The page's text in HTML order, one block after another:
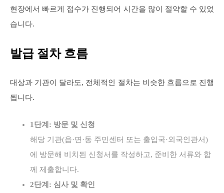
현장에서 빠르게 접수가 진행되어 시간을 많이 절약할 수 있었
습니다.
발급 절차 흐름
대상과 기관이 달라도, 전체적인 절차는 비슷한 흐름으로 진행
됩니다.
1단계: 방문 및 신청
해당 기관(읍·면·동 주민센터 또는 출입국·외국인관서)
에 방문해 비치된 신청서를 작성하고, 준비한 서류와 함
께 제출합니다.
2단계: 심사 및 확인